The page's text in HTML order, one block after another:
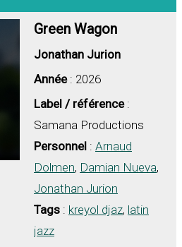
Green Wagon
Jonathan Jurion
Année: 2026
Label / référence:
Samana Productions
Personnel : Arnaud
Dolmen, Damian Nueva,
Jonathan Jurion
Tags : kreyol djaz, latin
jazz